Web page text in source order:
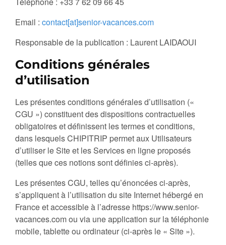
Email : contact[at]senior-vacances.com
Responsable de la publication : Laurent LAIDAOUI
Conditions générales
d’utilisation
Les présentes conditions générales d’utilisation («
CGU ») constituent des dispositions contractuelles
obligatoires et définissent les termes et conditions,
dans lesquels CHIPITRIP permet aux Utilisateurs
d’utiliser le Site et les Services en ligne proposés
(telles que ces notions sont définies ci-après).
Les présentes CGU, telles qu’énoncées ci-après,
s’appliquent à l’utilisation du site Internet hébergé en
France et accessible à l’adresse https://www.senior-
vacances.com ou via une application sur la téléphonie
mobile, tablette ou ordinateur (ci-après le « Site »).